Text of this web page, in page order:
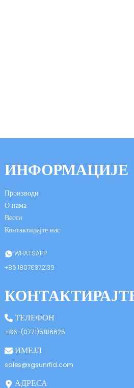
ИНФОРМАЦИЈЕ
Производи
О нама
Вести
Контактирајте нас
WHATSAPP
+86 18076372139
ТЕЛЕФОН
+86-(0771)5816625
ИМЕЈЛ
sales@xgsunrfid.com
АДРЕСА